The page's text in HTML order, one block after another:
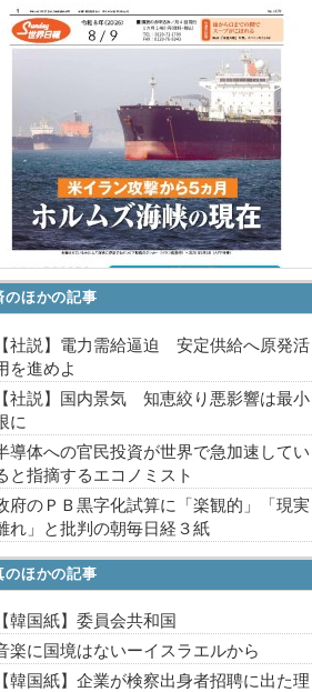
のほかの記事
【社説】電力需給逼迫 安定供給へ原発活
を進めよ
【社説】国内景気 知恵絞り悪影響は最小
に
導体への官民投資が世界で急加速してい
と指摘するエコノミスト
府のＰＢ黒字化試算に「楽観的」「現実
れ」と批判の朝毎日経３紙
のほかの記事
【韓国紙】委員会共和国
楽に国境はないーイスラエルから
【韓国紙】企業が検察出身者招聘に出た理